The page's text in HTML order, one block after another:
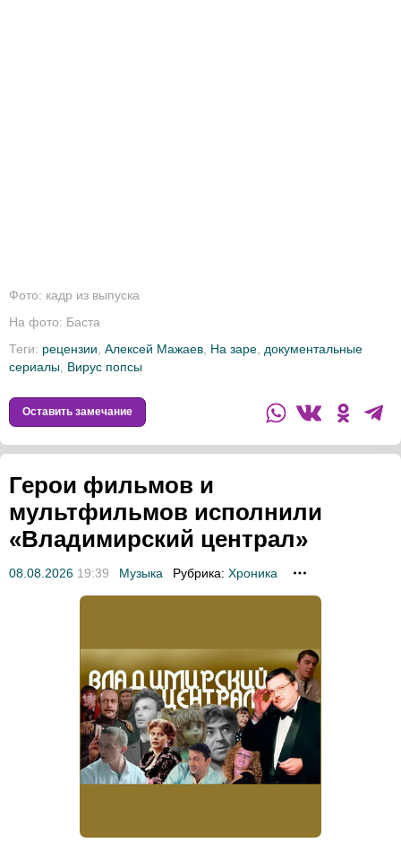
Фото: кадр из выпуска
На фото: Баста
Теги: рецензии Алексей Мажаев На заре документальные
сериалы Вирус попсы
Оставить замечание
Герои фильмов и
мультфильмов исполнили
«Владимирский централ»
08.08.2026 19:39 Музыка Рубрика: Хроника